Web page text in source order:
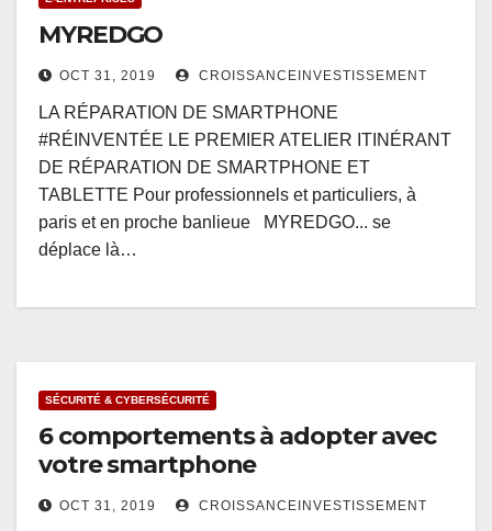
MYREDGO
OCT 31, 2019 CROISSANCEINVESTISSEMENT
LA RÉPARATION DE SMARTPHONE
#RÉINVENTÉE LE PREMIER ATELIER ITINÉRANT
DE RÉPARATION DE SMARTPHONE ET
TABLETTE Pour professionnels et particuliers, à
paris et en proche banlieue MYREDGO... se
déplace là…
SÉCURITÉ & CYBERSÉCURITÉ
6 comportements à adopter avec
votre smartphone
OCT 31, 2019 CROISSANCEINVESTISSEMENT